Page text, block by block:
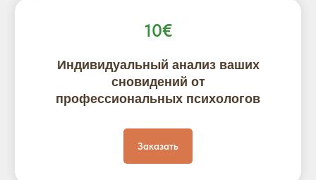
10€
Индивидуальный анализ ваших
сновидений от
профессиональных психологов
Заказать